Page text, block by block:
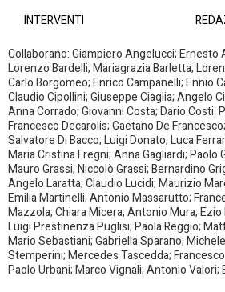
INTERVENTI
Collaborano: Giampiero Angelucci; Ernesto
Lorenzo Bardelli; Mariagrazia Barletta;
Carlo Borgomeo; Enrico Campanelli; Ennio
Claudio Cipollini; Giuseppe Ciaglia; Angelo
Anna Corrado; Giovanni Costa; Dario Costi:
Francesco Decarolis; Gaetano De
Salvatore Di Bacco; Luigi Donato; Luca
Maria Cristina Fregni; Anna Gagliardi; Paolo
Mauro Grassi; Niccolò Grassi; Bernardino
Angelo Laratta; Claudio Lucidi; Maurizio
Emilia Martinelli; Antonio Massarutto;
Mazzola; Chiara Micera; Antonio Mura;
Luigi Prestinenza Puglisi; Paola Reggio;
Mario Sebastiani; Gabriella Sparano;
Stemperini; Mercedes Tascedda;
Paolo Urbani; Marco Vignali; Antonio Valori;